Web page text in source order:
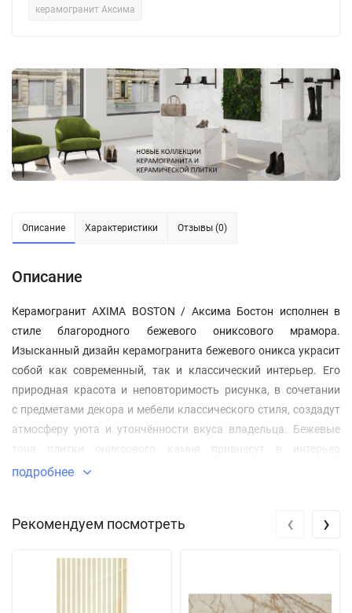
керамогранит Аксима
Описание Характеристики Отзывы (0)
Описание
Керамогранит AXIMA BOSTON / Аксима Бостон исполнен в
стиле благородного бежевого ониксового мрамора.
Изысканный дизайн керамогранита бежевого оникса украсит
собой как современный, так и классический интерьер. Его
природная красота и неповторимость рисунка, в сочетании
с предметами декора и мебели классического стиля, создадут
атмосферу уюта и утончённости вкуса владельца. Бежевые
тона плитки ониксового камня привнесут в интерьер
настроение индийского мрамора, делая его строгим,
зал ресторана, кафе, современный магазин или холл офисного
загородного дома - все эти помещения будут стильно
подробнее
Рекомендуем посмотреть ‹ ›